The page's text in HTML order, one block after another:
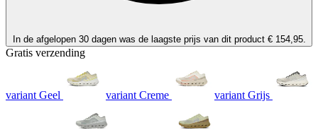
In de afgelopen 30 dagen was de laagste prijs van dit product € 154,95.
Gratis verzending
variant Geel variant Creme variant Grijs